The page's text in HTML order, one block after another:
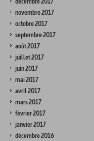
novembre 2017
octobre 2017
septembre 2017
août 2017
juillet 2017
juin 2017
mai 2017
avril 2017
mars 2017
février 2017
janvier 2017
décembre 2016